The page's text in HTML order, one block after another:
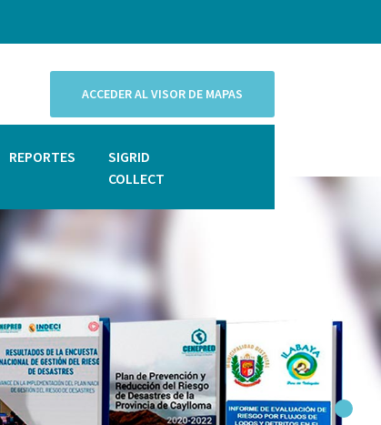
ACCEDER AL VISOR DE MAPAS
REPORTES
SIGRID
COLLECT